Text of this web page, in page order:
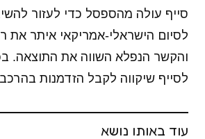
לסיום הישראלי-אמריקאי איתר את
והקשר הנפלא השווה את התוצאה.
לסייף שיקווה לקבל הזדמנות
עוד באותו נושא